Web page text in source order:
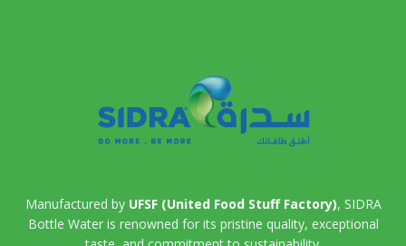
Manufactured by UFSF (United Food Stuff Factory), SIDRA
Bottle Water is renowned for its pristine quality, exceptional